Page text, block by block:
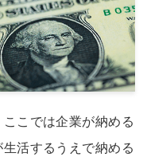
こでは企業が納める
活するうえで納める